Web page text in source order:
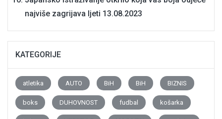
najviše zagrijava ljeti 13.08.2023
KATEGORIJE
atletika AUTO BiH BiH BIZNIS
boks DUHOVNOST fudbal košarka